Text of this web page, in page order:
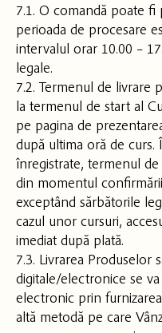
7.1. O comandă poate
perioada de procesare
intervalul orar 10.00 –
legale.
7.2. Termenul de livrare
la termenul de start al
pe pagina de
după ultima oră de
înregistrate, termenul
din momentul
exceptând sărbătorile
cazul unor cursuri,
imediat după plată.
7.3. Livrarea Produselor
digitale/electronice se
electronic prin
altă metodă pe care